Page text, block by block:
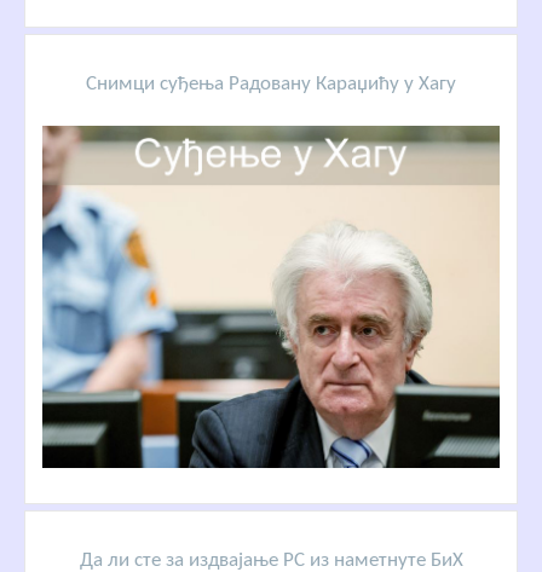
Снимци суђења Радовану Караџићу у Хагу
Да ли сте за издвајање РС из наметнуте БиХ